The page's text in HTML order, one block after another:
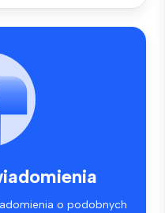
o podobnych